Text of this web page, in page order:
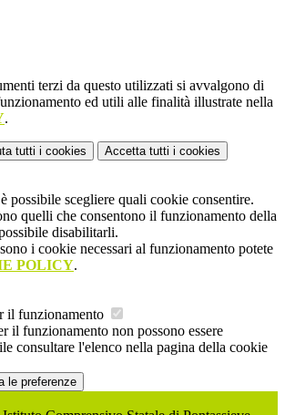
terzi da questo utilizzati si avvalgono di
ed utili alle finalità illustrate nella
.
tutti i cookies Accetta tutti i cookies
possibile scegliere quali cookie consentire.
quelli che consentono il funzionamento della
disabilitarli.
i cookie necessari al funzionamento potete
POLICY.
il funzionamento
il funzionamento non possono essere
consultare l'elenco nella pagina della cookie
le preferenze